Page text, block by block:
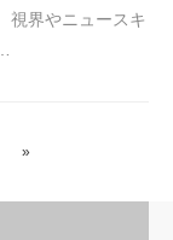
視界やニュースキ
»